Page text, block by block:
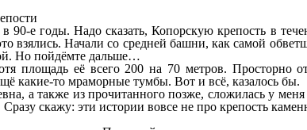
90-е годы. Надо сказать, Копорскую крепость в
взялись. Начали со средней башни, как самой
Но пойдёмте дальше…
площадь её всего 200 на 70 метров. Просторно
какие-то мраморные тумбы. Вот и всё, казалось бы.
а также из прочитанного позже, сложилась у
скажу: эти истории вовсе не про крепость